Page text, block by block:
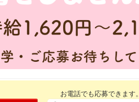
お電話でも応募できます